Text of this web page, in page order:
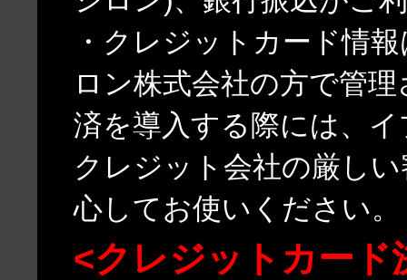
・クレジットカード情
ロン株式会社の方で管
済を導入する際には、
クレジット会社の厳し
心してお使いください。
<クレジットカード